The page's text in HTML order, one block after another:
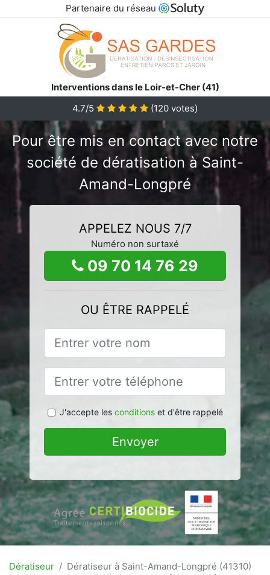
Partenaire du réseau
Interventions dans le Loir-et-Cher (41)
4.7/5
(120 votes)
Pour être mis en contact avec notre
société de dératisation à Saint-
Amand-Longpré
APPELEZ NOUS 7/7
Numéro non surtaxé
09 70 14 76 29
OU ÊTRE RAPPELÉ
J'accepte les conditionset d'être rappelé
Envoyer
Dératiseur Dératiseur à Saint-Amand-Longpré (41310)